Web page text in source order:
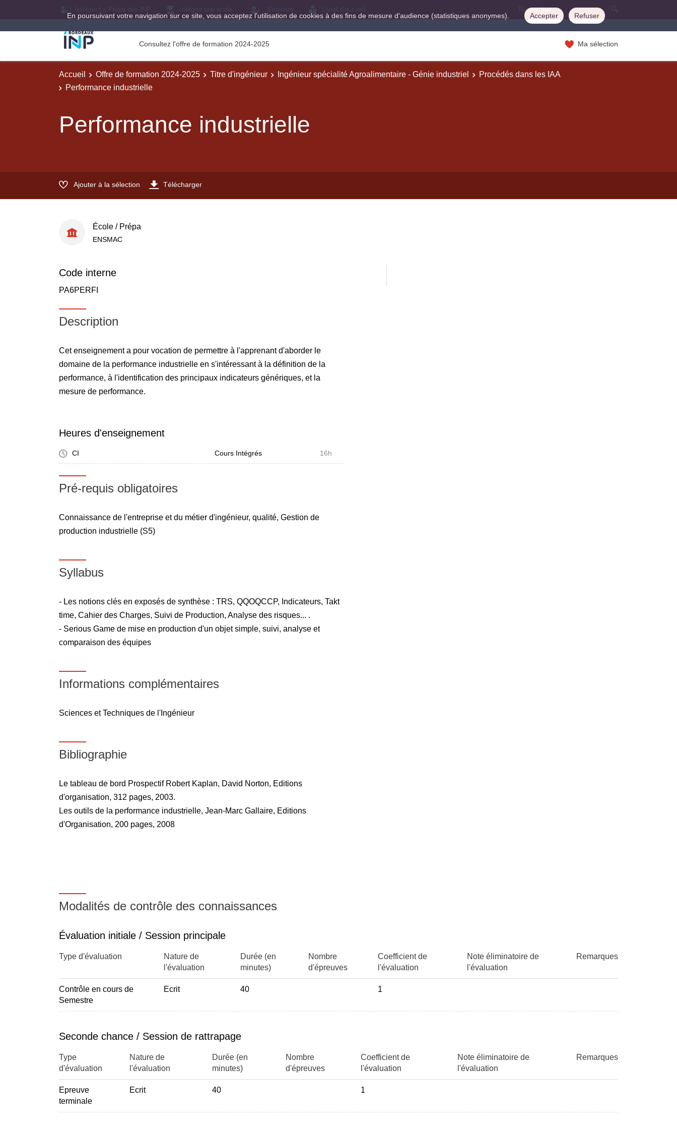
En poursuivant votre navigation sur ce site, vous acceptez l'utilisation de cookies à des fins de mesure d'audience (statistiques anonymes). Accepter Refuser
Consultez l'offre de formation 2024-2025 Ma sélection
Accueil Offre de formation 2024-2025 Titre d'ingénieur Ingénieur spécialité Agroalimentaire - Génie industriel
Procédés dans les IAA
Performance industrielle
Performance industrielle
Ajouter à la sélection Télécharger
École / Prépa
ENSMAC
Code interne
PA6PERFI
Description
Cet enseignement a pour vocation de permettre à l'apprenant d'aborder le
domaine de la performance industrielle en s'intéressant à la définition de la
performance, à l'identification des principaux indicateurs génériques, et la
mesure de performance.
Heures d'enseignement
CI Cours Intégrés 16h
Pré-requis obligatoires
Connaissance de l'entreprise et du métier d'ingénieur, qualité, Gestion de
production industrielle (S5)
Syllabus
- Les notions clés en exposés de synthèse : TRS, QQOQCCP, Indicateurs, Takt
time, Cahier des Charges, Suivi de Production, Analyse des risques... .
- Serious Game de mise en production d'un objet simple, suivi, analyse et
comparaison des équipes
Informations complémentaires
Sciences et Techniques de l'Ingénieur
Bibliographie
Le tableau de bord Prospectif Robert Kaplan, David Norton, Editions
d'organisation, 312 pages, 2003.
Les outils de la performance industrielle, Jean-Marc Gallaire, Editions
d'Organisation, 200 pages, 2008
Modalités de contrôle des connaissances
Évaluation initiale / Session principale
Type d'évaluation
Nature de
l'évaluation
Durée (en
minutes)
Nombre
d'épreuves
Coefficient de
l'évaluation
Note éliminatoire de
l'évaluation
Remarques
Contrôle en cours de
Semestre
Ecrit 40 1
Seconde chance / Session de rattrapage
Type
d'évaluation
Nature de
l'évaluation
Durée (en
minutes)
Nombre
d'épreuves
Coefficient de
l'évaluation
Note éliminatoire de
l'évaluation
Remarques
Epreuve
terminale
Ecrit 40 1